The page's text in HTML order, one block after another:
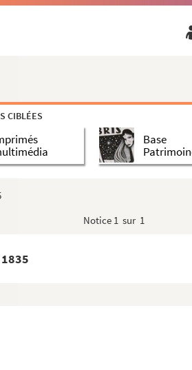
CIBLÉES
Base
Notice 1 sur 1